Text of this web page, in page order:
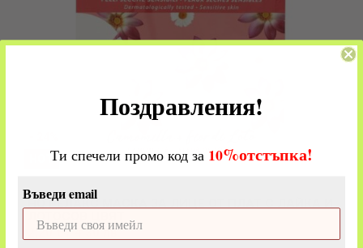
HOT
HQ РЕЛАКС МАСКА ЗА ЛИЦЕ ОТ ПЛАТ С ЛАЙКА И
2,20 € / 4.30 лв.
2,90 € / 5.67 лв.
Поздравления!
Ти спечели промо код за​ 10%отстъпка!
Въведи email